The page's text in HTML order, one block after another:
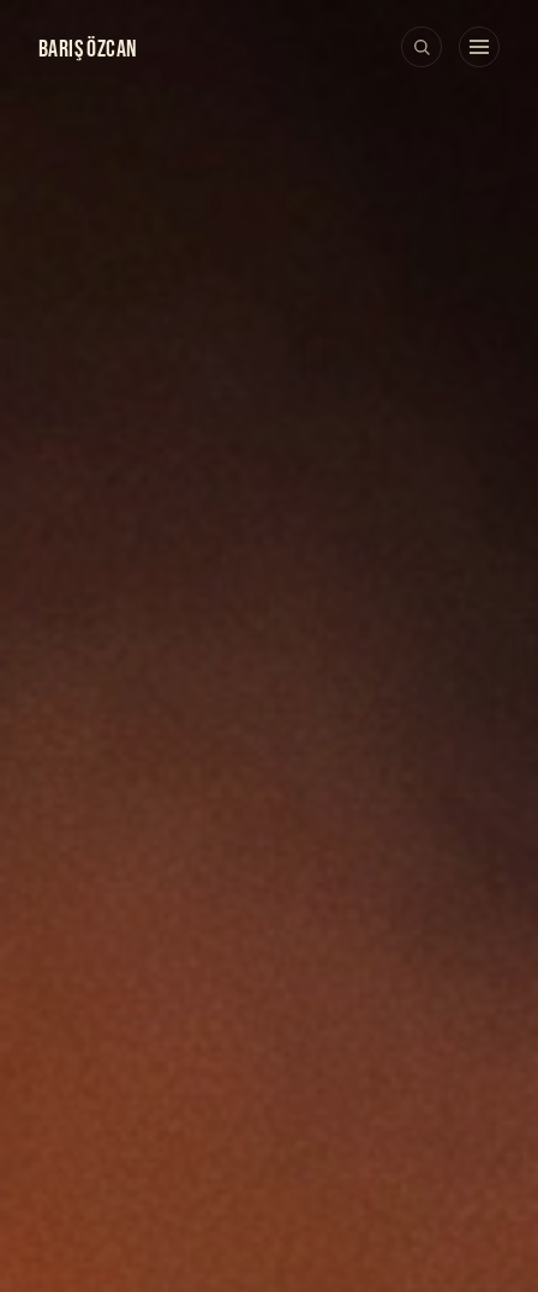
BARIŞ ÖZCAN